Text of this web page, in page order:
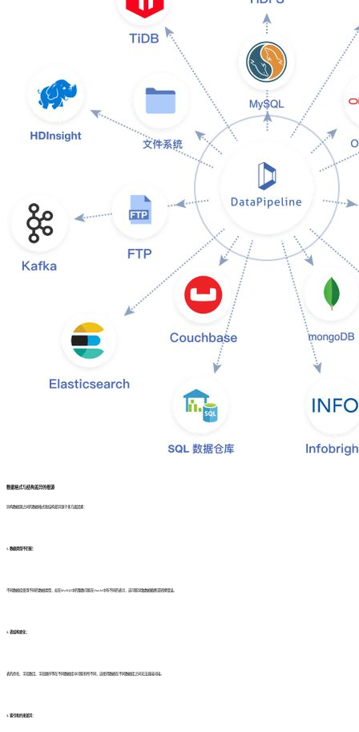
数据格式与结构差异的根源
异构数据源之间的数据格式和结构差异源于多方面因素：
1. 数据类型不匹配：
不同数据库使用不同的数据类型，如在MySQL中的整数可能在Oracle中有不同的表示，这可能导致数据截断或转换错误。
2. 表结构变化：
表的命名、字段数目、字段顺序等在不同数据库中可能有所不同，这使得数据在不同数据库之间无法直接对接。
3. 索引和约束差异：